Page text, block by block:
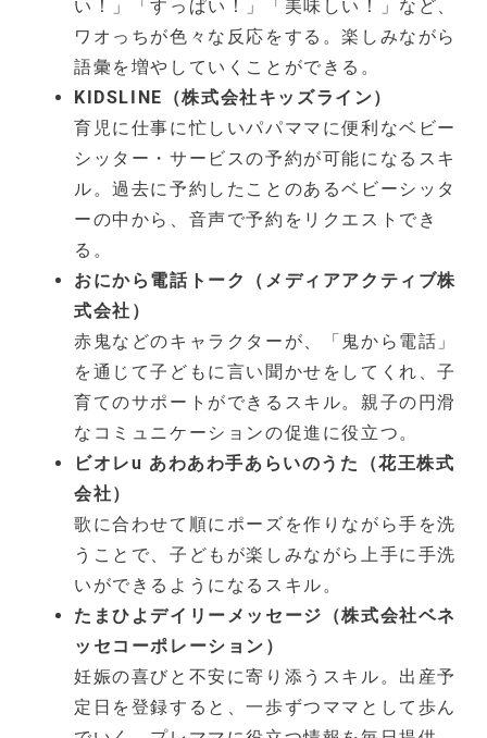
い！」「すっぱい！」「美味しい！」など、
ワオっちが色々な反応をする。楽しみながら
語彙を増やしていくことができる。
KIDSLINE（株式会社キッズライン）
育児に仕事に忙しいパパママに便利なベビー
シッター・サービスの予約が可能になるスキ
ル。過去に予約したことのあるベビーシッタ
ーの中から、音声で予約をリクエストでき
る。
おにから電話トーク（メディアアクティブ株
式会社）
赤鬼などのキャラクターが、「鬼から電話」
を通じて子どもに言い聞かせをしてくれ、子
育てのサポートができるスキル。親子の円滑
なコミュニケーションの促進に役立つ。
ビオレu あわあわ手あらいのうた（花王株式
会社）
歌に合わせて順にポーズを作りながら手を洗
うことで、子どもが楽しみながら上手に手洗
いができるようになるスキル。
たまひよデイリーメッセージ（株式会社ベネ
ッセコーポレーション）
妊娠の喜びと不安に寄り添うスキル。出産予
定日を登録すると、一歩ずつママとして歩ん